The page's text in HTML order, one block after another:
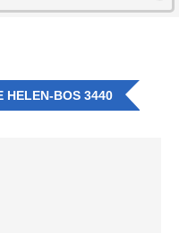
HELEN-BOS 3440